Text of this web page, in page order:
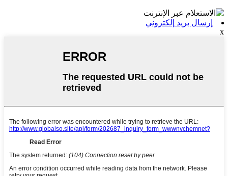
إرسال بريد إلكتروني
x